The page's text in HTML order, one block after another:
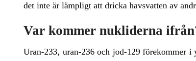
det inte är lämpligt att dricka havsvatten av
Var kommer nukliderna
Uran-233, uran-236 och jod-129 förekommer i